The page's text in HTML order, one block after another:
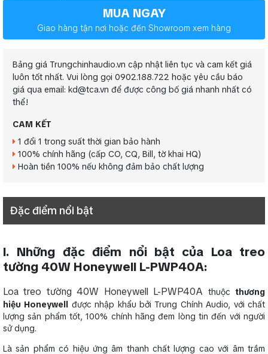
MUA NGAY
Giao hàng tận nơi hoặc đến Showroom xem hàng
Bảng giá Trungchinhaudio.vn cập nhật liên tục và cam kết giá
luôn tốt nhất. Vui lòng gọi 0902.188.722 hoặc yêu cầu báo
giá qua email: kd@tca.vn để được công bố giá nhanh nhất có
thể!
CAM KẾT
1 đổi 1 trong suất thời gian bảo hành
100% chính hãng (cấp CO, CQ, Bill, tờ khai HQ)
Hoàn tiền 100% nếu không đảm bảo chất lượng
Đặc điểm nổi bật
I. Những đặc điểm nổi bật của Loa treo
tường 40W Honeywell L-PWP40A:
Loa treo tường 40W Honeywell L-PWP40A thuộcthương
hiệu Honeywell được nhập khẩu bởi Trung Chính Audio, với chất
lượng sản phẩm tốt, 100% chính hãng đem lòng tin đến với người
sử dụng.
Là sản phẩm có hiệu ứng âm thanh chất lượng cao với âm trầm